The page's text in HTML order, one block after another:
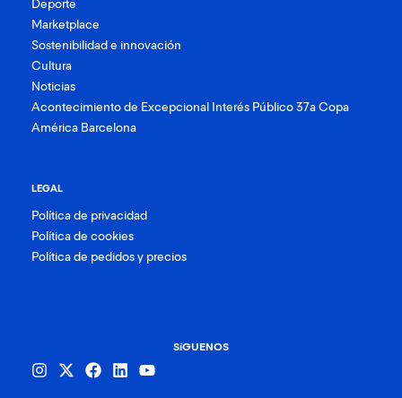
Deporte
Marketplace
Sostenibilidad e innovación
Cultura
Noticias
Acontecimiento de Excepcional Interés Público 37a Copa
América Barcelona
LEGAL
Política de privacidad
Política de cookies
Política de pedidos y precios
SíGUENOS